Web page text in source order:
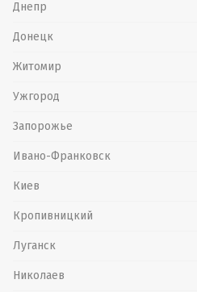
Днепр
Донецк
Житомир
Ужгород
Запорожье
Ивано-Франковск
Киев
Кропивницкий
Луганск
Николаев